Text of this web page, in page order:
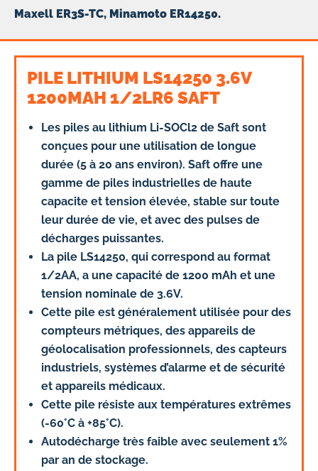
Maxell ER3S-TC, Minamoto ER14250.
PILE LITHIUM LS14250 3.6V
1200MAH 1/2LR6 SAFT
Les piles au lithium Li-SOCl2 de Saft sont
conçues pour une utilisation de longue
durée (5 à 20 ans environ). Saft offre une
gamme de piles industrielles de haute
capacite et tension élevée, stable sur toute
leur durée de vie, et avec des pulses de
décharges puissantes.
La pile LS14250, qui correspond au format
1/2AA, a une capacité de 1200 mAh et une
tension nominale de 3.6V.
Cette pile est généralement utilisée pour des
compteurs métriques, des appareils de
géolocalisation professionnels, des capteurs
industriels, systèmes d’alarme et de sécurité
et appareils médicaux.
Cette pile résiste aux températures extrêmes
(-60°C à +85°C).
Autodécharge très faible avec seulement 1%
par an de stockage.